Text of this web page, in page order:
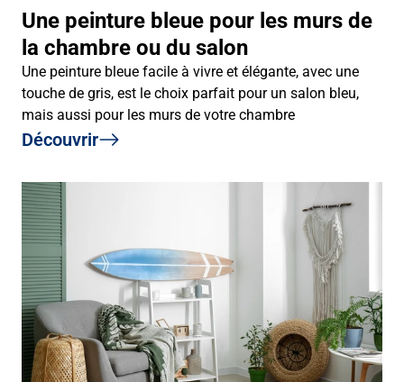
Une peinture bleue pour les murs de
la chambre ou du salon
Une peinture bleue facile à vivre et élégante, avec une
touche de gris, est le choix parfait pour un salon bleu,
mais aussi pour les murs de votre chambre
Découvrir